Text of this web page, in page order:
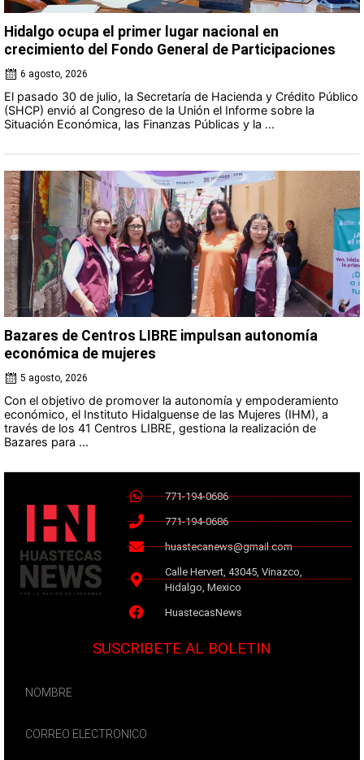
Hidalgo ocupa el primer lugar nacional en
crecimiento del Fondo General de Participaciones
6 agosto, 2026
El pasado 30 de julio, la Secretaría de Hacienda y Crédito Público
(SHCP) envió al Congreso de la Unión el Informe sobre la
Situación Económica, las Finanzas Públicas y la ...
Bazares de Centros LIBRE impulsan autonomía
económica de mujeres
5 agosto, 2026
Con el objetivo de promover la autonomía y empoderamiento
económico, el Instituto Hidalguense de las Mujeres (IHM), a
través de los 41 Centros LIBRE, gestiona la realización de
Bazares para ...
771-194-0686
771-194-0686
huastecanews@gmail.com
Calle Hervert, 43045, Vinazco,
Hidalgo, Mexico
HuastecasNews
SUSCRIBETE AL BOLETIN